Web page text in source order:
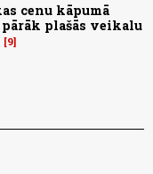
cenu kāpumā
plašās veikalu
9